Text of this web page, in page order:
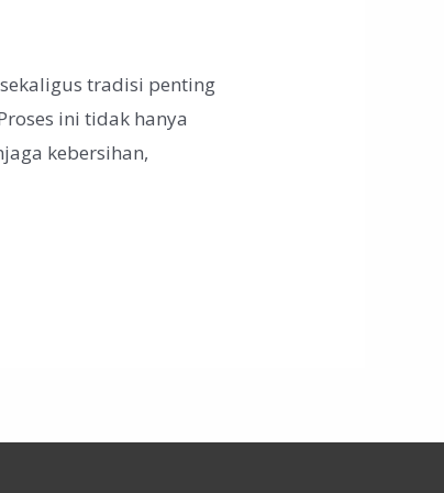
tradisi penting
ini tidak hanya
kebersihan,